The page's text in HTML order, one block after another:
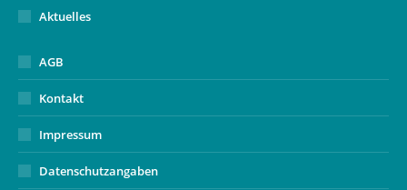
Aktuelles
AGB
Kontakt
Impressum
Datenschutzangaben